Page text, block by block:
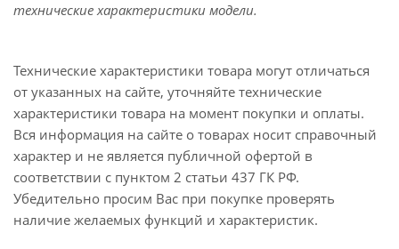
технические характеристики модели.
Технические характеристики товара могут отличаться
от указанных на сайте, уточняйте технические
характеристики товара на момент покупки и оплаты.
Вся информация на сайте о товарах носит справочный
характер и не является публичной офертой в
соответствии с пунктом 2 статьи 437 ГК РФ.
Убедительно просим Вас при покупке проверять
наличие желаемых функций и характеристик.